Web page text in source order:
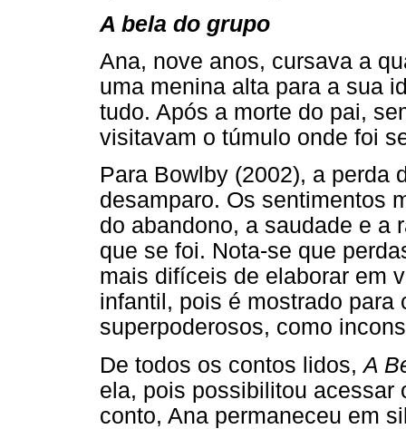
A bela do grupo
Ana, nove anos, cursava a
uma menina alta para a sua
tudo. Após a morte do pai,
visitavam o túmulo onde foi
Para Bowlby (2002), a perda
desamparo. Os sentimentos
do abandono, a saudade e a
que se foi. Nota-se que
mais difíceis de elaborar em
infantil, pois é mostrado
superpoderosos, como
De todos os contos lidos,A
ela, pois possibilitou acessar
conto, Ana permaneceu em